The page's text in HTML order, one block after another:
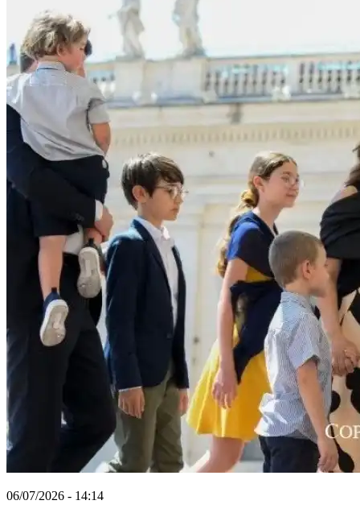
06/07/2026 - 14:14